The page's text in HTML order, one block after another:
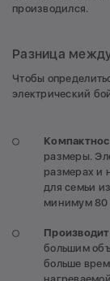
производился.
Разница
Чтобы
электрический
размеры.
размерах и
для семьи
минимум 80
большим
больше